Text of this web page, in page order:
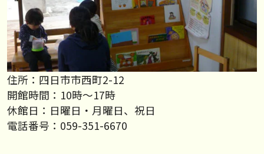
住所：四日市市西町2-12
開館時間：10時～17時
休館日：日曜日・月曜日、祝日
電話番号：059-351-6670